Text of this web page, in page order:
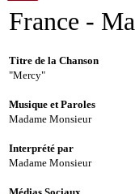
France -
Titre de la Chanson
"Mercy"
Musique et Paroles
Madame Monsieur
Interprété par
Madame Monsieur